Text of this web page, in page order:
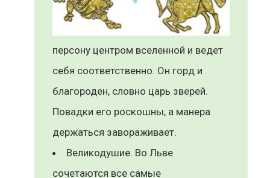
персону центром вселенной и ведет
себя соответственно. Он горд и
благороден, словно царь зверей.
Повадки его роскошны, а манера
держаться завораживает.
Великодушие. Во Льве
сочетаются все самые